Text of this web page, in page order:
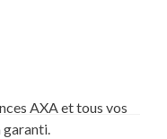
AXA et tous vos
garanti.